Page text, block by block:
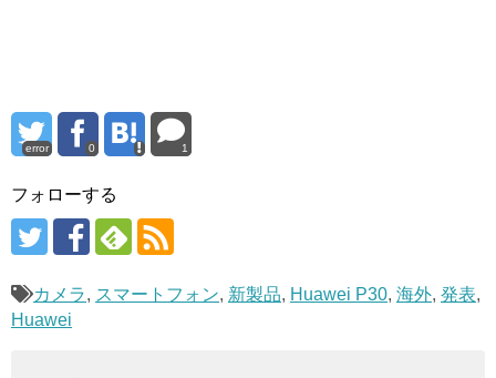
error 0 1
フォローする
カメラ, スマートフォン, 新製品, Huawei P30, 海外, 発表,
Huawei